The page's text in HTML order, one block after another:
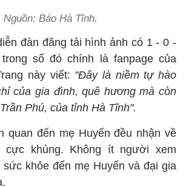
Nguồn: Báo Hà Tĩnh.
đàn đăng tải hình ảnh có 1 - 0 -
số đó chính là fanpage của
này viết: "Đây là niềm tự hào
của gia đình, quê hương mà còn
Phú, của tỉnh Hà Tĩnh".
quan đến mẹ Huyến đều nhận về
cực khủng. Không ít người xem
khỏe đến mẹ Huyến và đại gia